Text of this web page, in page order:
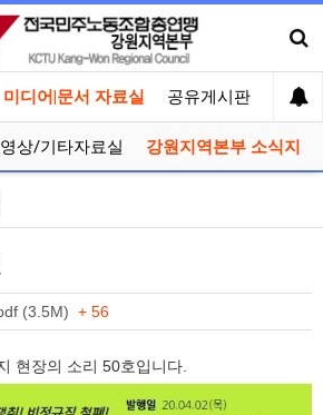
미디어|문서 자료실 공유게시판 선거
상/기타자료실 강원지역본부 소식지
(3.5M) + 56
현장의 소리 50호입니다.